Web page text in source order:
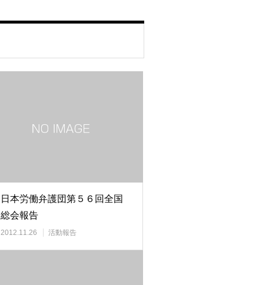
日本労働弁護団第５６回全国
総会報告
2012.11.26 活動報告